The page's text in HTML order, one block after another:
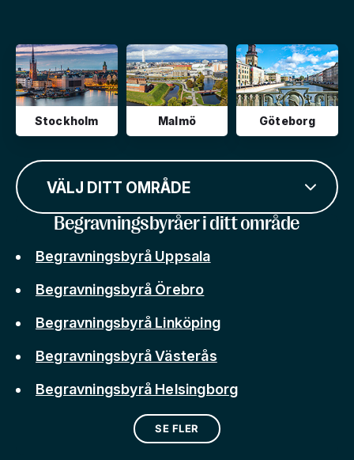
Stockholm Malmö Göteborg
VÄLJ DITT OMRÅDE
Begravningsbyråer i ditt område
Begravningsbyrå Uppsala
Begravningsbyrå Örebro
Begravningsbyrå Linköping
Begravningsbyrå Västerås
Begravningsbyrå Helsingborg
SE FLER